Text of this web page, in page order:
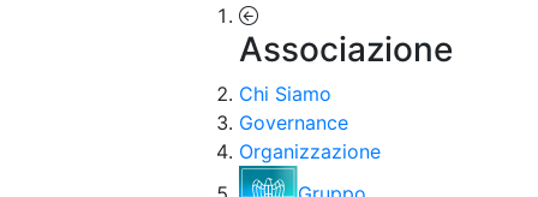
Associazione
Chi Siamo
Governance
Organizzazione